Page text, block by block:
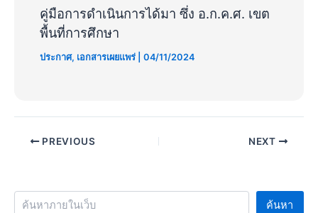
คู่มือการดําเนินการได้มา ซึ่ง อ.ก.ค.ศ. เขต
พื้นที่การศึกษา
ประกาศ, เอกสารเผยแพร่ |04/11/2024
PREVIOUS NEXT
ค้นหา